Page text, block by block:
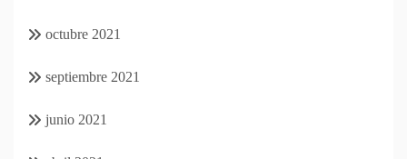
octubre 2021
septiembre 2021
junio 2021